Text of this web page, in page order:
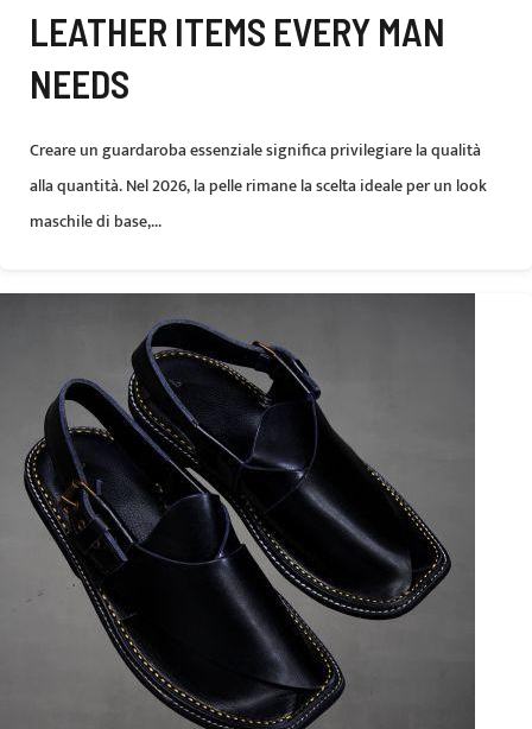
LEATHER ITEMS EVERY MAN
NEEDS
Creare un guardaroba essenziale significa privilegiare la qualità
alla quantità. Nel 2026, la pelle rimane la scelta ideale per un look
maschile di base,...